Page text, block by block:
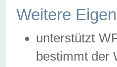
Weitere
unterstützt
bestimmt der